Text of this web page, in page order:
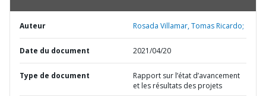
Auteur Rosada Villamar, Tomas Ricardo;
Date du document 2021/04/20
Type de document
Rapport sur l’état d’avancement
et les résultats des projets